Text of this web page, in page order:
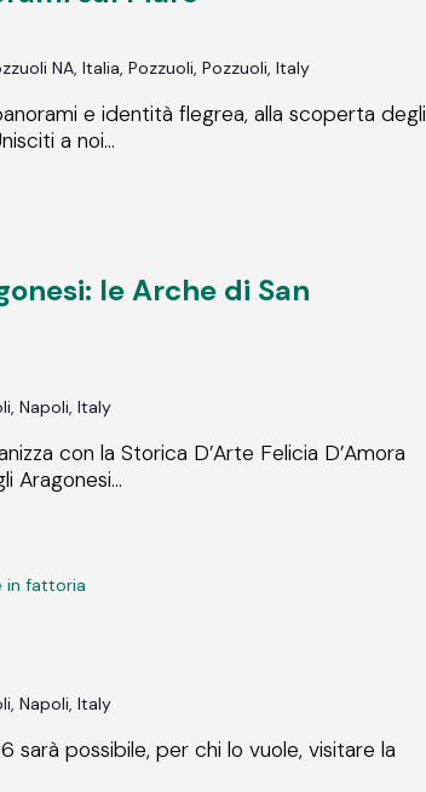
NA, Italia, Pozzuoli, Pozzuoli, Italy
e identità flegrea, alla scoperta degli
a noi...
le Arche di San
Napoli, Italy
con la Storica D’Arte Felicia D’Amora
Aragonesi...
in fattoria
Napoli, Italy
sarà possibile, per chi lo vuole, visitare la